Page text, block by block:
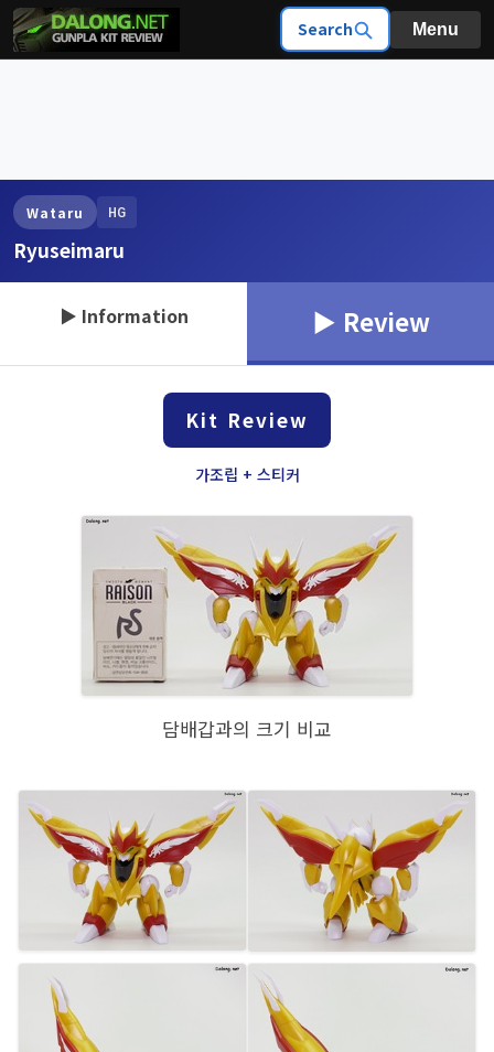
Search Menu
Wataru HG
Ryuseimaru
▶ Information ▶ Review
Kit Review
가조립 + 스티커
담배갑과의 크기 비교